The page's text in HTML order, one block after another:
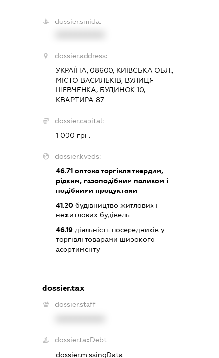
dossier.smida:
dossier.address:
УКРАЇНА, 08600, КИЇВСЬКА ОБЛ.,
МІСТО ВАСИЛЬКІВ, ВУЛИЦЯ
ШЕВЧЕНКА, БУДИНОК 10,
КВАРТИРА 87
dossier.capital:
1 000 грн.
dossier.kveds:
46.71оптова торгівля твердим,
рідким, газоподібним паливом і
подібними продуктами
41.20будівництво житлових і
нежитлових будівель
46.19діяльність посередників у
торгівлі товарами широкого
асортименту
dossier.tax
dossier.staff
dossier.taxDebt
dossier.missingData